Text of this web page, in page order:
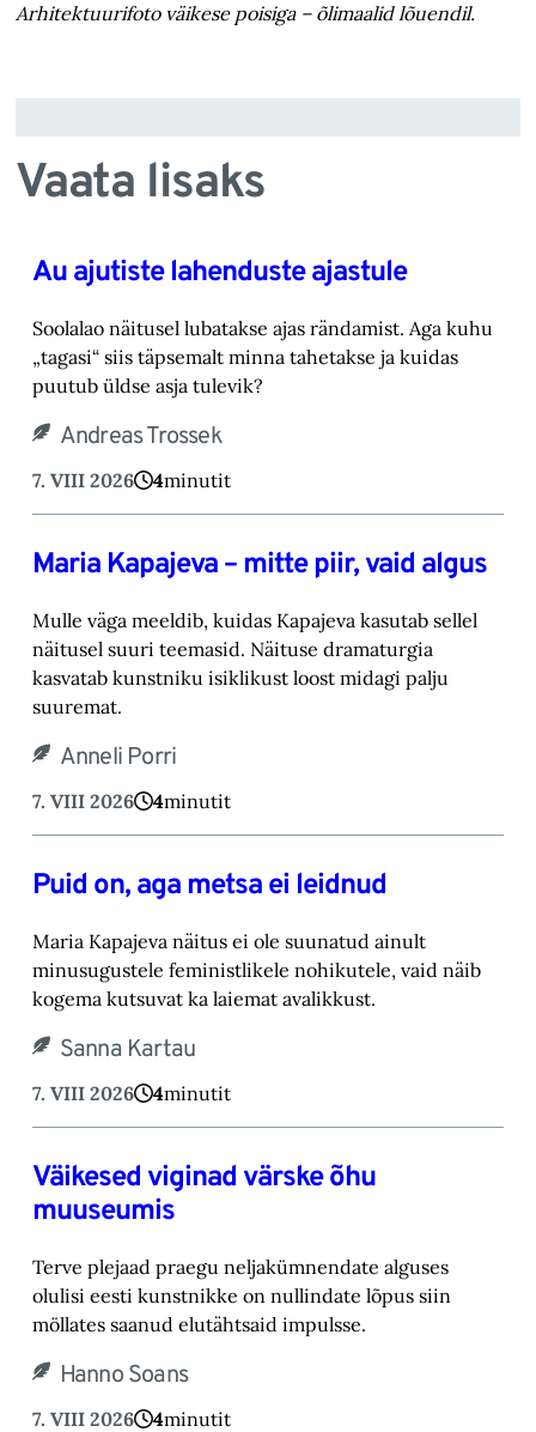
Arhitektuurifoto väikese poisiga – õlimaalid lõuendil.
Vaata lisaks
Au ajutiste lahenduste ajastule
Soolalao näitusel lubatakse ajas rändamist. Aga kuhu
„tagasi“ siis täpsemalt minna tahetakse ‎ja kuidas
puutub üldse asja tulevik?‎
Andreas Trossek
7. VIII 2026 4minutit
Maria Kapajeva – mitte piir, vaid algus
Mulle väga meeldib, kuidas Kapajeva kasutab sellel
näitusel suuri teemasid. Näituse drama‎turgia
kasvatab kunstniku isiklikust loost midagi palju
suuremat.‎
Anneli Porri
7. VIII 2026 4minutit
Puid on, aga metsa ei leidnud
Maria Kapajeva näitus ei ole suunatud ainult
minusugustele feministlikele nohikutele, vaid ‎näib
kogema kutsuvat ka laiemat avalikkust.‎
Sanna Kartau
7. VIII 2026 4minutit
Väikesed viginad värske õhu
muuseumis
Terve plejaad praegu neljakümnendate alguses
olulisi eesti kunstnikke on nullindate lõpus ‎siin
möllates saanud elutähtsaid impulsse.‎
Hanno Soans
7. VIII 2026 4minutit